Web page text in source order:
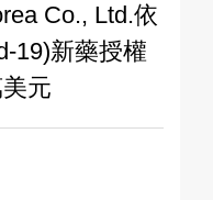
Co., Ltd.依
19)新藥授權
元